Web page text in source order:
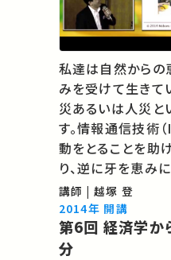
私達は自然からの
みを受けて生きて
災あるいは人災と
す。情報通信技術
動をとることを助
り、逆に牙を恵み
可能にしています。
ICTを活用した取
講師 | 越塚 登
2014年 開講
第6回 経済学から見た環境と天然資源の配
分